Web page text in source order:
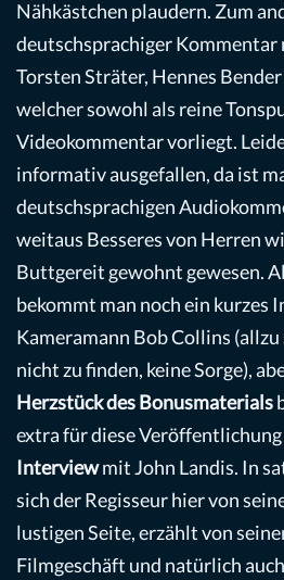
Nähkästchen plaudern. Zum
deutschsprachiger Kommentar
Torsten Sträter, Hennes
welcher sowohl als reine
Videokommentar vorliegt.
informativ ausgefallen, da ist
deutschsprachigen
weitaus Besseres von Herren
Buttgereit gewohnt gewesen.
bekommt man noch ein kurzes
Kameramann Bob Collins
nicht zu finden, keine Sorge),
Herzstück des Bonusmaterials
extra für diese
Interviewmit John Landis. In
sich der Regisseur hier von
lustigen Seite, erzählt von
Filmgeschäft und natürlich